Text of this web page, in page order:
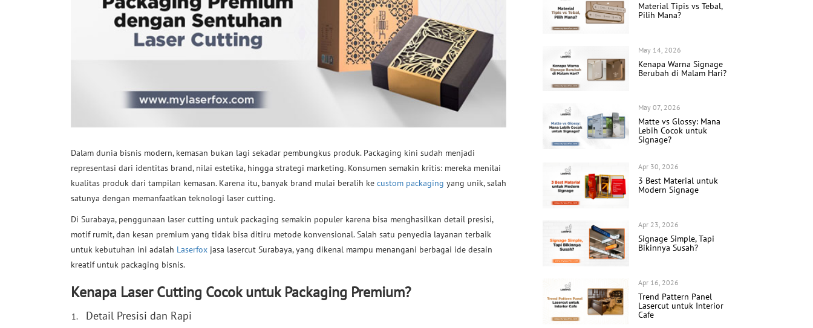
Dalam dunia bisnis modern, kemasan bukan lagi sekadar pembungkus produk. Packaging kini sudah menjadi
representasi dari identitas brand, nilai estetika, hingga strategi marketing. Konsumen semakin kritis: mereka menilai
kualitas produk dari tampilan kemasan. Karena itu, banyak brand mulai beralih ke custom packaging yang unik, salah
satunya dengan memanfaatkan teknologi laser cutting.
Di Surabaya, penggunaan laser cutting untuk packaging semakin populer karena bisa menghasilkan detail presisi,
motif rumit, dan kesan premium yang tidak bisa ditiru metode konvensional. Salah satu penyedia layanan terbaik
untuk kebutuhan ini adalah Laserfox jasa lasercut Surabaya, yang dikenal mampu menangani berbagai ide desain
kreatif untuk packaging bisnis.
Kenapa Laser Cutting Cocok untuk Packaging Premium?
Detail Presisi dan Rapi
Material Tipis vs Tebal,
Pilih Mana?
May 14, 2026
Kenapa Warna Signage
Berubah di Malam Hari?
May 07, 2026
Matte vs Glossy: Mana
Lebih Cocok untuk
Signage?
Apr 30, 2026
3 Best Material untuk
Modern Signage
Apr 23, 2026
Signage Simple, Tapi
Bikinnya Susah?
Apr 16, 2026
Trend Pattern Panel
Lasercut untuk Interior
Cafe